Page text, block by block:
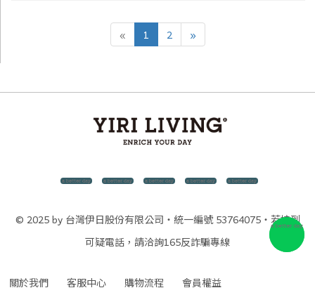
« 1 2 »
© 2025 by 台灣伊日股份有限公司・統一編號 53764075・若接到
可疑電話，請洽詢165反詐騙專線
關於我們 客服中心 購物流程
會員權益